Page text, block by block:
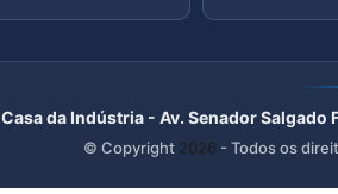
Casa da Indústria - Av. Senador
© Copyright 2026 - Todos os